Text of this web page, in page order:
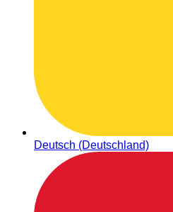
Deutsch (Deutschland)